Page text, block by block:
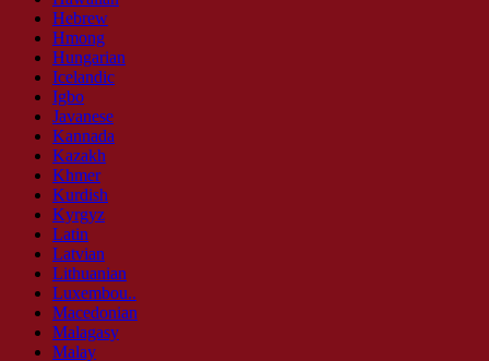
Hebrew
Hmong
Hungarian
Icelandic
Igbo
Javanese
Kannada
Kazakh
Khmer
Kurdish
Kyrgyz
Latin
Latvian
Lithuanian
Luxembou..
Macedonian
Malagasy
Malay